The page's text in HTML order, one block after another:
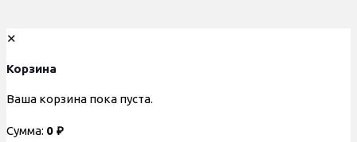
✕
Корзина
Ваша корзина пока пуста.
Сумма: 0 ₽